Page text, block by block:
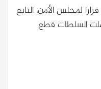
لمجلس الأمن، التابع
السلطات قطع